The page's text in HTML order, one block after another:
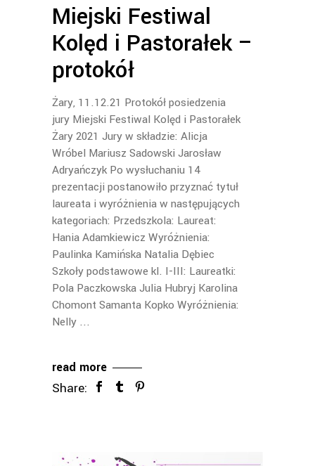
Miejski Festiwal
Kolęd i Pastorałek –
protokół
Żary, 11.12.21 Protokół posiedzenia
jury Miejski Festiwal Kolęd i Pastorałek
Żary 2021 Jury w składzie: Alicja
Wróbel Mariusz Sadowski Jarosław
Adryańczyk Po wysłuchaniu 14
prezentacji postanowiło przyznać tytuł
laureata i wyróżnienia w następujących
kategoriach: Przedszkola: Laureat:
Hania Adamkiewicz Wyróżnienia:
Paulinka Kamińska Natalia Dębiec
Szkoły podstawowe kl. I-III: Laureatki:
Pola Paczkowska Julia Hubryj Karolina
Chomont Samanta Kopko Wyróżnienia:
Nelly
read more
Share: